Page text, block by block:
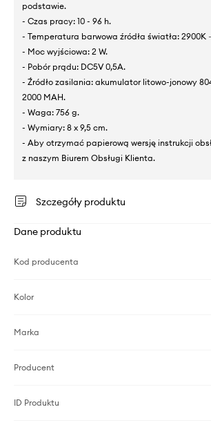
podstawie.
- Czas pracy: 10 - 96 h.
- Temperatura barwowa źródła światła: 2900K
- Moc wyjściowa: 2 W.
- Pobór prądu: DC5V 0,5A.
- Źródło zasilania: akumulator litowo-jonowy
2000 MAH.
- Waga: 756 g.
- Wymiary: 8 x 9,5 cm.
- Aby otrzymać papierową wersję instrukcji
z naszym Biurem Obsługi Klienta.
Szczegóły produktu
Dane produktu
Kod producenta
Kolor
Marka
Producent
ID Produktu